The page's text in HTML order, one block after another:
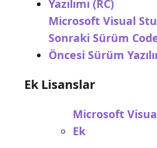
Yazılımı (RC)
Microsoft Visual
Sonraki Sürüm
Öncesi Sürüm
Ek Lisanslar
Microsoft
Ek